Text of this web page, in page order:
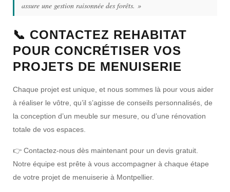
assure une gestion raisonnée des forêts. »
📞 CONTACTEZ REHABITAT
POUR CONCRÉTISER VOS
PROJETS DE MENUISERIE
Chaque projet est unique, et nous sommes là pour vous aider
à réaliser le vôtre, qu’il s’agisse de conseils personnalisés, de
la conception d’un meuble sur mesure, ou d’une rénovation
totale de vos espaces.
👉 Contactez-nous dès maintenant pour un devis gratuit
Notre équipe est prête à vous accompagner à chaque étape
de votre projet de menuiserie à Montpellier.